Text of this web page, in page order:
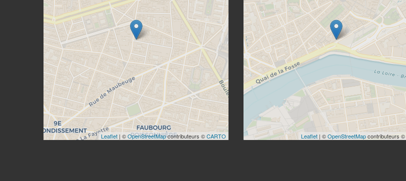
Leaflet| ©OpenStreetMapcontributeurs ©CARTO Leaflet| ©OpenStreetMapcontributeurs ©